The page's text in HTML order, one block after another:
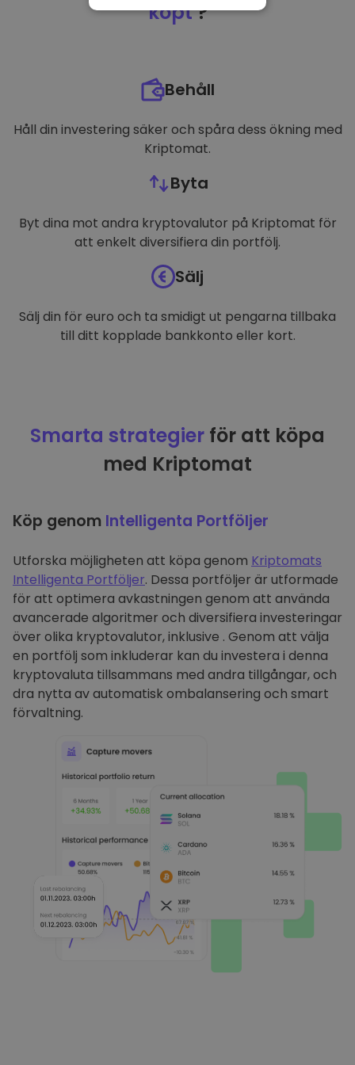
köpt?
Behåll
Håll din investering säker och spåra dess ökning med
Kriptomat.
Byta
Byt dina mot andra kryptovalutor på Kriptomat för
att enkelt diversifiera din portfölj.
Sälj
Sälj din för euro och ta smidigt ut pengarna tillbaka
till ditt kopplade bankkonto eller kort.
Smarta strategier för att köpa
med Kriptomat
Köp genom Intelligenta Portföljer
Utforska möjligheten att köpa genom Kriptomats
Intelligenta Portföljer. Dessa portföljer är utformade
för att optimera avkastningen genom att använda
avancerade algoritmer och diversifiera investeringar
över olika kryptovalutor, inklusive . Genom att välja
en portfölj som inkluderar kan du investera i denna
kryptovaluta tillsammans med andra tillgångar, och
dra nytta av automatisk ombalansering och smart
förvaltning.
PRESTANDA
FUNKTIONER